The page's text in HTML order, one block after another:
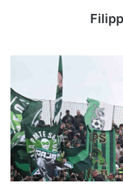
Izzo:
"È
forte
ed
è
una
brava